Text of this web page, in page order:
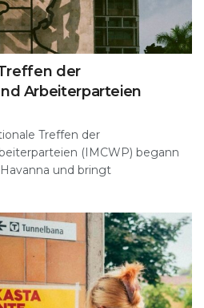
der
Arbeiterparteien
Treffen der
(IMCWP) begann
und bringt